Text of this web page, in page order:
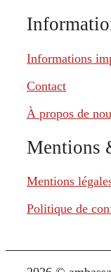
Informations
Contact
À propos de
Mentions
Mentions
Politique de